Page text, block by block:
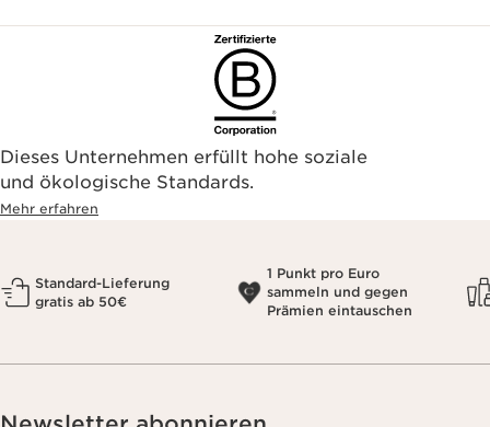
Dieses Unternehmen erfüllt hohe soziale
und ökologische Standards.
Mehr erfahren
Standard-Lieferung
gratis ab 50€
1 Punkt pro Euro
sammeln und gegen
Prämien eintauschen